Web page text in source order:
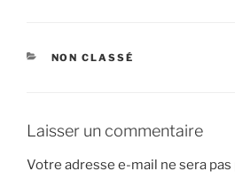
CATÉGORIES
NON CLASSÉ
Laisser un commentaire
Votre adresse e-mail ne sera pas